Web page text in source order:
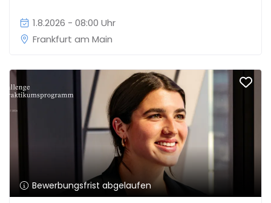
1.8.2026 - 08:00 Uhr
Frankfurt am Main
Bewerbungsfrist abgelaufen